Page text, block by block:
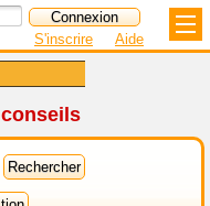
S'inscrire Aide